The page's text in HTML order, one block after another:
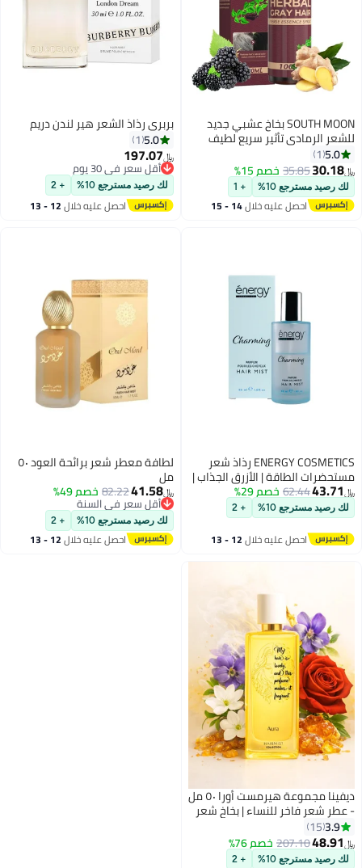
SOUTH MOON بخاخ عشبي جديد
للشعر الرمادي تأثير سريع لطيف
طبيعي يزيل الشعر الرمادي
لينغهاي
5.0
1
﷼‏30.18
35.85خصم 15%
لك رصيد مسترجع 10% + 1
احصل عليه خلال 14 - 15
بربري رذاذ الشعر هير لندن دريم
5.0
1
﷼‏197.07
أقل سعر في 30 يوم
أقل سعر في 30 يوم
لك رصيد مسترجع 10% + 2
احصل عليه خلال 12 - 13
ENERGY COSMETICS رذاذ شعر
مستحضرات الطاقة | الأزرق الجذاب |
50 مل
﷼‏43.71
62.44خصم 29%
لك رصيد مسترجع 10% + 2
احصل عليه خلال 12 - 13
لطافة معطر شعر برائحة العود ٥٠
مل
﷼‏41.58
82.22خصم 49%
أقل سعر في السنة
أقل سعر في السنة
لك رصيد مسترجع 10% + 2
احصل عليه خلال 12 - 13
ديفينا مجموعة هيرمست أورا ٥٠ مل
- عطر شعر فاخر للنساء | بخاخ شعر
أنيق برائحة الياسمين والعنبر
3.9
15
﷼‏48.91
207.10خصم 76%
لك رصيد مسترجع 10% + 2